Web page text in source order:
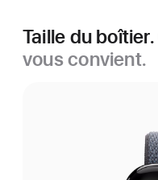
Taille du boîtier.
vous convient.